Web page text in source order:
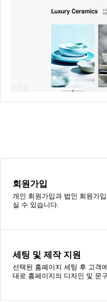
회원가입
개인 회원가입과 법인 회원가
실 수 있습니다.
세팅 및 제작 지원
선택된 홈페이지 세팅 후 고객
대로 홈페이지의 디자인 및 문